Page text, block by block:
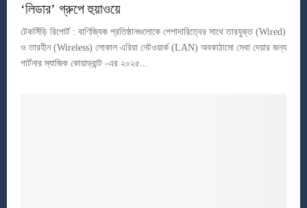
‘লিডার’ গ্রুপে হুয়াওয়ে
টেকসিঁড়ি রিপোর্ট : বাণিজ্যিক প্রতিষ্ঠানগুলোকে পেশাদারিত্বের সাথে তারযুক্ত (Wired)
ও তারহীন (Wireless) লোকাল এরিয়া নেটওয়ার্ক (LAN) অবকাঠামো সেবা দেয়ার জন্য
গার্টনার ম্যাজিক কোয়াড্রান্ট -এর ২০২৫...